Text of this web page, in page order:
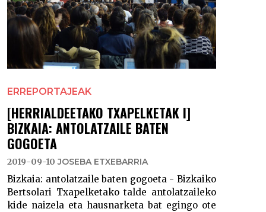
ERREPORTAJEAK
[HERRIALDEETAKO TXAPELKETAK I]
BIZKAIA: ANTOLATZAILE BATEN
GOGOETA
2019-09-10 JOSEBA ETXEBARRIA
Bizkaia: antolatzaile baten gogoeta - Bizkaiko
Bertsolari Txapelketako talde antolatzaileko
kide naizela eta hausnarketa bat egingo ote